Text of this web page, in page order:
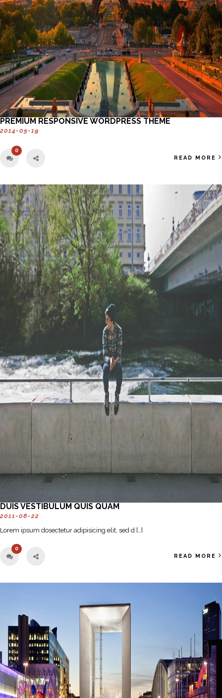
PREMIUM RESPONSIVE WORDPRESS THEME
2014-05-19
0
READ MORE
DUIS VESTIBULUM QUIS QUAM
2011-06-22
Lorem ipsum dosectetur adipisicing elit, sed d […]
0
READ MORE